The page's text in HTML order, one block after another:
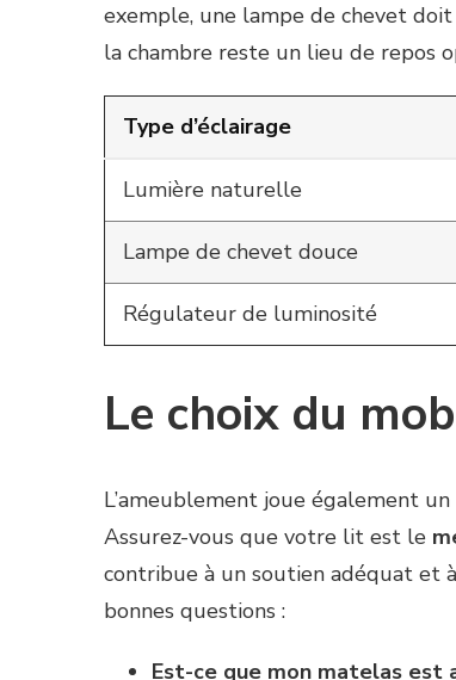
exemple, une lampe de chevet
la chambre reste un lieu de repos
Type d’éclairage
Lumière naturelle
Lampe de chevet douce
Régulateur de luminosité
Le choix du
L’ameublement joue également
Assurez-vous que votre lit est le
contribue à un soutien adéquat et
bonnes questions :
Est-ce que mon matelas est